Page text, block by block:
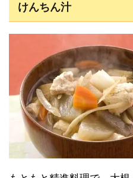
けんちん汁